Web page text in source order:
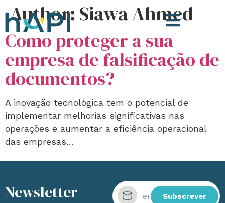
Author: Siawa Ahmed
Como proteger a sua
empresa de falsificação de
documentos?
A inovação tecnológica tem o potencial de
implementar melhorias significativas nas
operações e aumentar a eficiência operacional
das empresas…
Newsletter Subscrever